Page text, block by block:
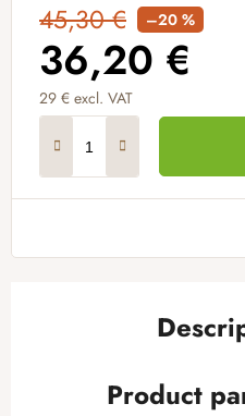
45,30 € –20 %
36,20 €
29 € excl. VAT
Product